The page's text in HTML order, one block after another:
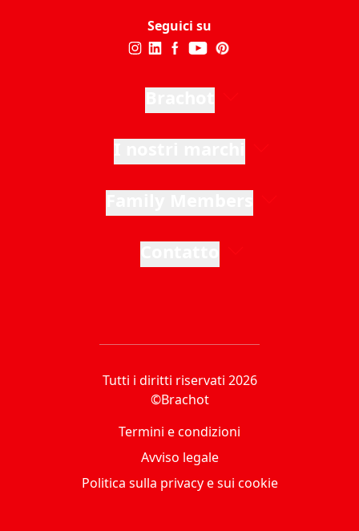
Seguici su
Tutti i diritti riservati 2026
©Brachot
Termini e condizioni
Avviso legale
Politica sulla privacy e sui cookie